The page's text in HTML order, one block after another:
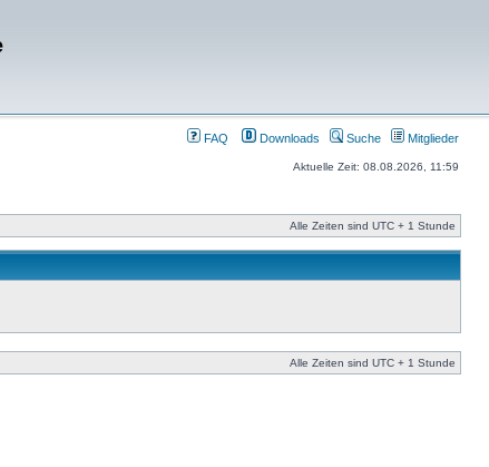
FAQ Downloads Suche Mitglieder
Aktuelle Zeit: 08.08.2026, 11:59
Alle Zeiten sind UTC + 1 Stunde
Alle Zeiten sind UTC + 1 Stunde